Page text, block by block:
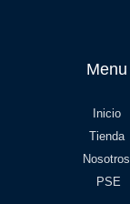
Menu
Inicio
Tienda
Nosotros
PSE